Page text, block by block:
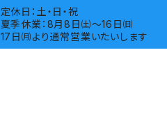
定休日：土・日・祝
夏季休業：8月8日㈯～16日㈰
17日㈪より通常営業いたいします